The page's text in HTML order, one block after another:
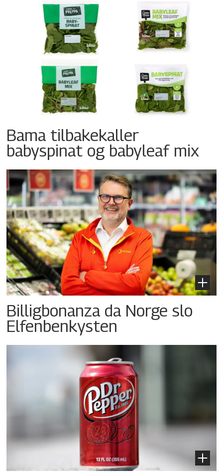
Bama tilbakekaller
babyspinat og babyleaf mix
Billigbonanza da Norge slo
Elfenbenkysten